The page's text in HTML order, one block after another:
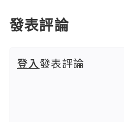
發表評論
登入發表評論